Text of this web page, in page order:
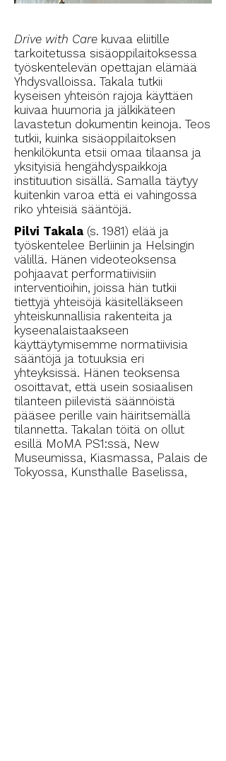
Drive with Care kuvaa eliitille
tarkoitetussa sisäoppilaitoksessa
työskentelevän opettajan elämää
Yhdysvalloissa. Takala tutkii
kyseisen yhteisön rajoja käyttäen
kuivaa huumoria ja jälkikäteen
lavastetun dokumentin keinoja. Teos
tutkii, kuinka sisäoppilaitoksen
henkilökunta etsii omaa tilaansa ja
yksityisiä hengähdyspaikkoja
instituution sisällä. Samalla täytyy
kuitenkin varoa että ei vahingossa
riko yhteisiä sääntöjä.
Pilvi Takala (s. 1981) elää ja
työskentelee Berliinin ja Helsingin
välillä. Hänen videoteoksensa
pohjaavat performatiivisiin
interventioihin, joissa hän tutkii
tiettyjä yhteisöjä käsitelläkseen
yhteiskunnallisia rakenteita ja
kyseenalaistaakseen
käyttäytymisemme normatiivisia
sääntöjä ja totuuksia eri
yhteyksissä. Hänen teoksensa
osoittavat, että usein sosiaalisen
tilanteen piilevistä säännöistä
pääsee perille vain häiritsemällä
tilannetta. Takalan töitä on ollut
esillä MoMA PS1:ssä, New
Museumissa, Kiasmassa, Palais de
Tokyossa, Kunsthalle Baselissa,